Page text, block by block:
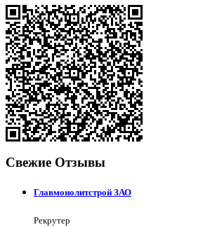
Свежие Отзывы
Главмонолитстрой ЗАО
Рекрутер